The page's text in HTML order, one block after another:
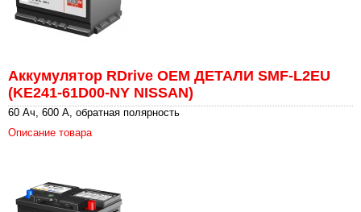
Аккумулятор RDrive OEM ДЕТАЛИ SMF-L2EU
(KE241-61D00-NY NISSAN)
60 Ач, 600 А, обратная полярность
Описание товара